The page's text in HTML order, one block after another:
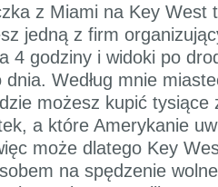
z Miami na Key West
jedną z firm
4 godziny i widoki po
Według mnie
możesz kupić tysiące
a które Amerykanie
może dlatego Key
na spędzenie